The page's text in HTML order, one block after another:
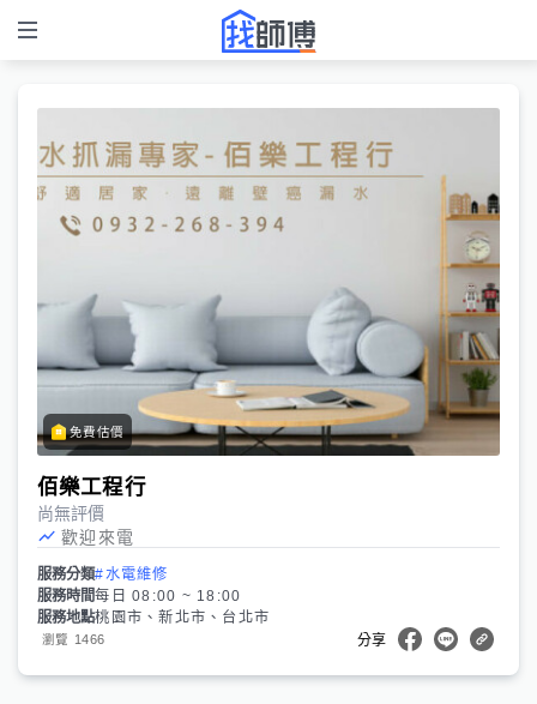
免費估價
佰樂工程行
尚無評價
歡迎來電
服務分類#水電維修
服務時間每日 08:00 ~ 18:00
服務地點桃園市、新北市、台北市
瀏覽 1466 分享